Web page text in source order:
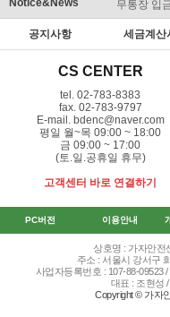
Notice&News 무통장 입
공지사항 세금계산
CS CENTER
tel. 02-783-8383
fax. 02-783-9797
E-mail. bdenc@naver.com
평일 월~목 09:00 ~ 18:00
금 09:00 ~ 17:00
(토.일.공휴일 휴무)
고객센터 바로 연결하기
PC버전 이용안내
상호명 : 가자안전
주소 : 서울시 강서구
사업자등록번호 : 107-88-09523
대표 : 조현성
Copyright © 가자